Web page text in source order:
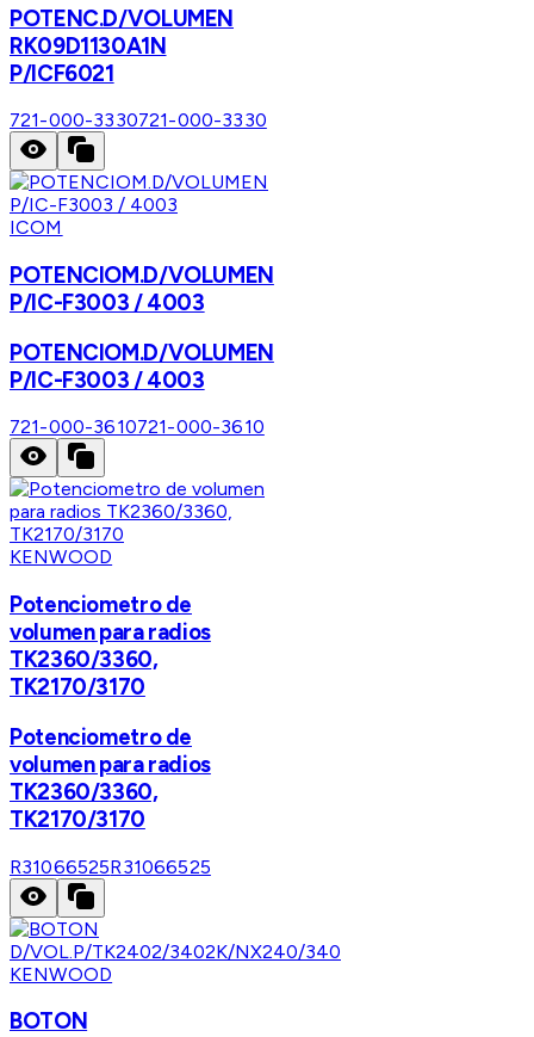
POTENC.D/VOLUMEN
RK09D1130A1N
P/ICF6021
721-000-3330721-000-3330
ICOM
POTENCIOM.D/VOLUMEN
P/IC-F3003 / 4003
POTENCIOM.D/VOLUMEN
P/IC-F3003 / 4003
721-000-3610721-000-3610
KENWOOD
Potenciometro de
volumen para radios
TK2360/3360,
TK2170/3170
Potenciometro de
volumen para radios
TK2360/3360,
TK2170/3170
R31066525R31066525
KENWOOD
BOTON